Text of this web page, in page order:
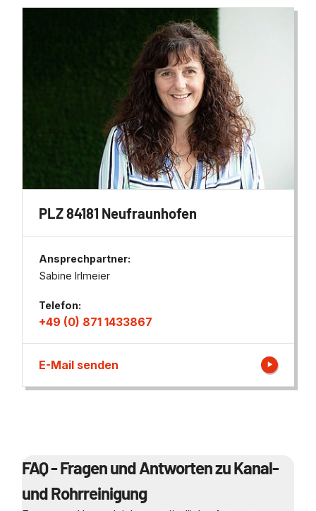
PLZ 84181 Neufraunhofen
Ansprechpartner:
Sabine Irlmeier
Telefon:
+49 (0) 871 1433867
E-Mail senden
FAQ - Fragen und Antworten zu Kanal-
und Rohrreinigung